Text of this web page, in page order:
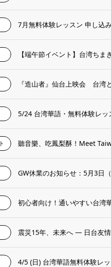
7月無料体験レッスン 申し込
【端午節イベント】台湾ちま
『造山者』仙台上映会 台湾
5/24 台湾華語・無料体験レッ
聽音樂、吃鳳梨酥！Meet
GW休業のお知らせ：5月3日
初心者向け！通いやすい台湾
震災15年、未来へ ― 日台友
4/5 (日) 台湾華語無料体験レ